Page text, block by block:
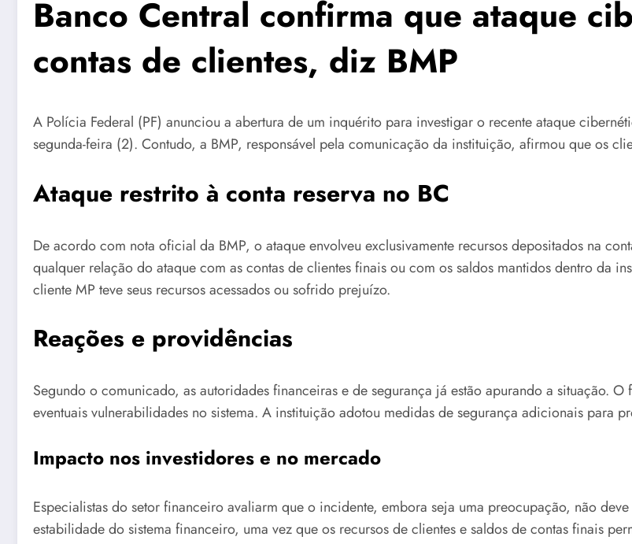
Banco Central confirma que ataque
contas de clientes, diz BMP
A Polícia Federal (PF) anunciou a abertura de um inquérito para investigar o recente ataque
segunda-feira (2). Contudo, a BMP, responsável pela comunicação da instituição, afirmou que os
Ataque restrito à conta reserva no BC
De acordo com nota oficial da BMP, o ataque envolveu exclusivamente recursos depositados na
qualquer relação do ataque com as contas de clientes finais ou com os saldos mantidos dentro da
cliente MP teve seus recursos acessados ou sofrido prejuízo.
Reações e providências
Segundo o comunicado, as autoridades financeiras e de segurança já estão apurando a situação.
eventuais vulnerabilidades no sistema. A instituição adotou medidas de segurança adicionais para
Impacto nos investidores e no mercado
Especialistas do setor financeiro avaliarm que o incidente, embora seja uma preocupação, não
estabilidade do sistema financeiro, uma vez que os recursos de clientes e saldos de contas finais